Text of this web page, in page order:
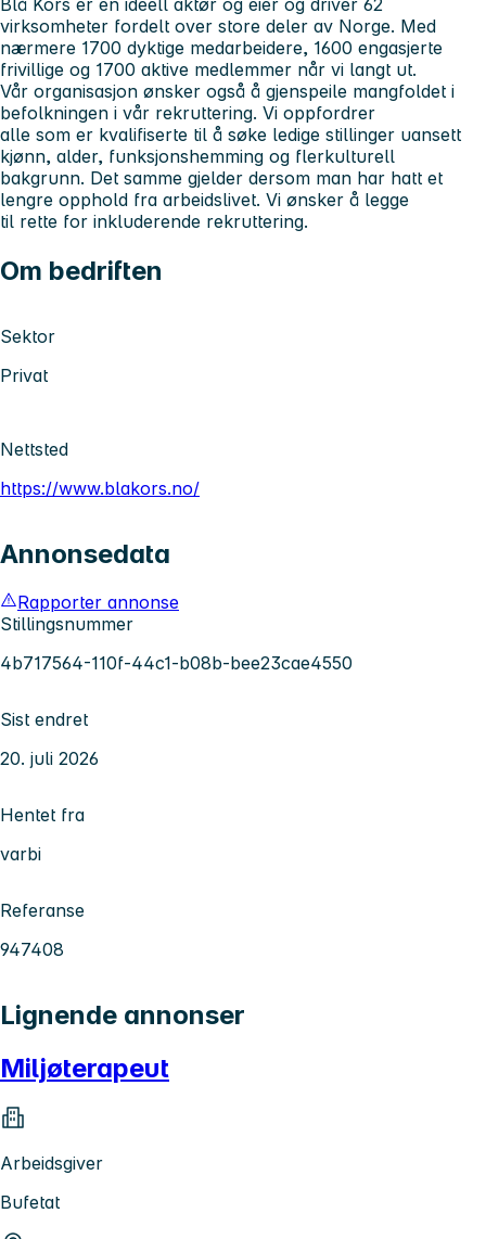
Blå Kors er en ideell aktør og eier og driver 62
virksomheter fordelt over store deler av Norge. Med
nærmere 1700 dyktige medarbeidere, 1600 engasjerte
frivillige og 1700 aktive medlemmer når vi langt ut.
Vår organisasjon ønsker også å gjenspeile mangfoldet i
befolkningen i vår rekruttering. Vi oppfordrer
alle som er kvalifiserte til å søke ledige stillinger uansett
kjønn, alder, funksjonshemming og flerkulturell
bakgrunn. Det samme gjelder dersom man har hatt et
lengre opphold fra arbeidslivet. Vi ønsker å legge
til rette for inkluderende rekruttering.
Om bedriften
Sektor
Privat
Nettsted
https://www.blakors.no/
Annonsedata
Rapporter annonse
Stillingsnummer
4b717564-110f-44c1-b08b-bee23cae4550
Sist endret
20. juli 2026
Hentet fra
varbi
Referanse
947408
Lignende annonser
Miljøterapeut
Arbeidsgiver
Bufetat